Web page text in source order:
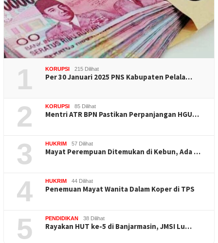
1 KORUPSI 215 Dilihat
Per 30 Januari 2025 PNS Kabupaten Pelala…
2 KORUPSI 85 Dilihat
Mentri ATR BPN Pastikan Perpanjangan HGU…
3 HUKRIM 57 Dilihat
Mayat Perempuan Ditemukan di Kebun, Ada …
4 HUKRIM 44 Dilihat
Penemuan Mayat Wanita Dalam Koper di TPS
5 PENDIDIKAN 38 Dilihat
Rayakan HUT ke-5 di Banjarmasin, JMSI Lu…